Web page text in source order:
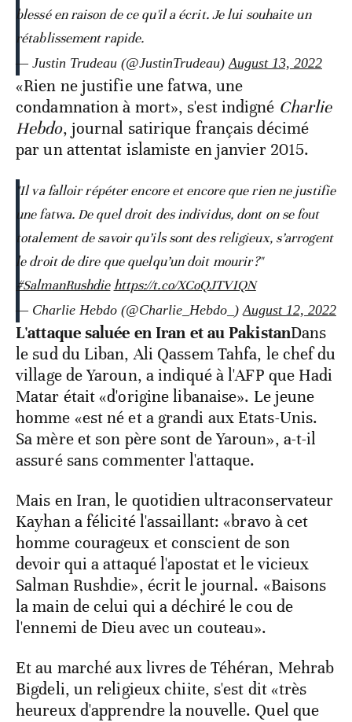
blessé en raison de ce qu'il a écrit. Je lui souhaite un
rétablissement rapide.
— Justin Trudeau (@JustinTrudeau) August 13, 2022
«Rien ne justifie une fatwa, une
condamnation à mort», s'est indigné Charlie
Hebdo, journal satirique français décimé
par un attentat islamiste en janvier 2015.
"Il va falloir répéter encore et encore que rien ne justifie
une fatwa. De quel droit des individus, dont on se fout
totalement de savoir qu’ils sont des religieux, s’arrogent
le droit de dire que quelqu’un doit mourir ?"
#SalmanRushdie https://t.co/XCoQJTVIQN
— Charlie Hebdo (@Charlie_Hebdo_) August 12, 2022
L'attaque saluée en Iran et au PakistanDans
le sud du Liban, Ali Qassem Tahfa, le chef du
village de Yaroun, a indiqué à l'AFP que Hadi
Matar était «d'origine libanaise». Le jeune
homme «est né et a grandi aux Etats-Unis.
Sa mère et son père sont de Yaroun», a-t-il
assuré sans commenter l'attaque.
Mais en Iran, le quotidien ultraconservateur
Kayhan a félicité l'assaillant: «bravo à cet
homme courageux et conscient de son
devoir qui a attaqué l'apostat et le vicieux
Salman Rushdie», écrit le journal. «Baisons
la main de celui qui a déchiré le cou de
l'ennemi de Dieu avec un couteau».
Et au marché aux livres de Téhéran, Mehrab
Bigdeli, un religieux chiite, s'est dit «très
heureux d'apprendre la nouvelle. Quel que